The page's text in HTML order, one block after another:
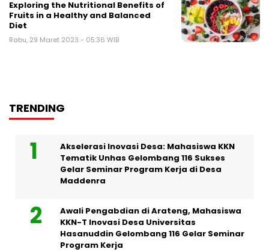
Exploring the Nutritional Benefits of
Fruits in a Healthy and Balanced
Diet
Rabu, 29 Maret 2023 - 05:36 WIB
TRENDING
Akselerasi Inovasi Desa: Mahasiswa KKN
Tematik Unhas Gelombang 116 Sukses
Gelar Seminar Program Kerja di Desa
Maddenra
Awali Pengabdian di Arateng, Mahasiswa
KKN-T Inovasi Desa Universitas
Hasanuddin Gelombang 116 Gelar Seminar
Program Kerja